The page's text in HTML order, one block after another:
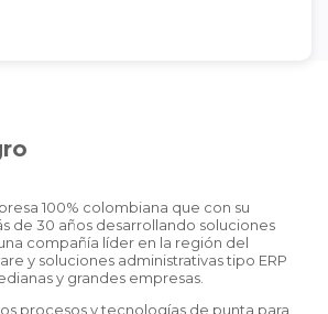
100% colombiana que con su
de 30 años desarrollando soluciones
compañía líder en la región del
y soluciones administrativas tipo ERP
y grandes empresas.
procesos y tecnologías de punta para